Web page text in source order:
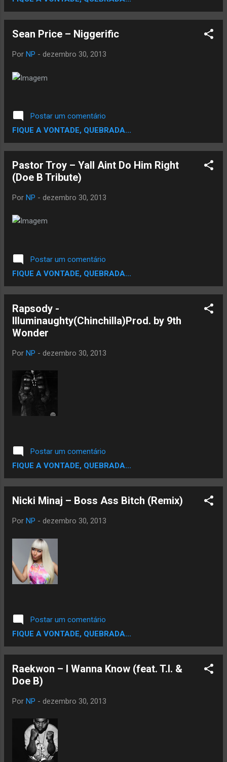
Sean Price – Niggerific
Por NP - dezembro 30, 2013
Postar um comentário
FIQUE A VONTADE, QUEBRADA...
Pastor Troy – Yall Aint Do Him Right
(Doe B Tribute)
Por NP - dezembro 30, 2013
Postar um comentário
FIQUE A VONTADE, QUEBRADA...
Rapsody -
Illuminaughty(Chinchilla)Prod. by 9th
Wonder
Por NP - dezembro 30, 2013
Postar um comentário
FIQUE A VONTADE, QUEBRADA...
Nicki Minaj – Boss Ass Bitch (Remix)
Por NP - dezembro 30, 2013
Postar um comentário
FIQUE A VONTADE, QUEBRADA...
Raekwon – I Wanna Know (feat. T.I. &
Doe B)
Por NP - dezembro 30, 2013